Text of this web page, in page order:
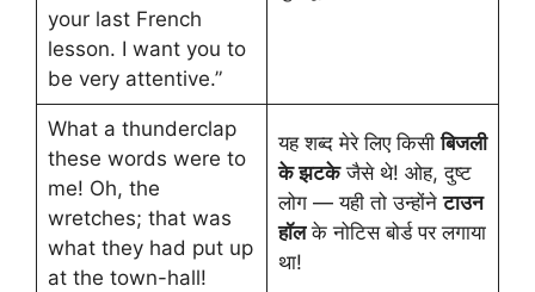
your last French
lesson. I want you to
be very attentive.”
What a thunderclap
these words were to
me! Oh, the
wretches; that was
what they had put up
at the town-hall!
यह शब्द मेरे लिए किसीबिजली
के झटकेजैसे थे! ओह, दुष्ट
लोग — यही तो उन्होंनेटाउन
हॉलके नोटिस बोर्ड पर लगाया
था!